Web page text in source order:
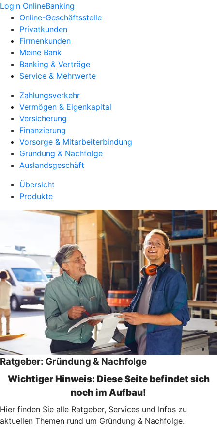
Login OnlineBanking
Online-Geschäftsstelle
Privatkunden
Firmenkunden
Meine Bank
Banking & Verträge
Service & Mehrwerte
Zahlungsverkehr
Vermögen & Eigenkapital
Versicherung
Finanzierung
Vorsorge & Mitarbeiterbindung
Gründung & Nachfolge
Auslandsgeschäft
Übersicht
Produkte
Ratgeber: Gründung & Nachfolge
Wichtiger Hinweis: Diese Seite befindet sich
noch im Aufbau!
Hier finden Sie alle Ratgeber, Services und Infos zu
aktuellen Themen rund um Gründung & Nachfolge.